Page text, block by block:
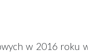
w 2016 roku